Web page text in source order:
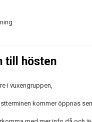
till hösten
i vuxengruppen,
kommer öppnas